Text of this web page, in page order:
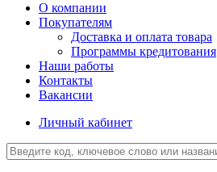
О компании
Покупателям
Доставка и оплата товара
Программы кредитования
Наши работы
Контакты
Вакансии
Личный кабинет